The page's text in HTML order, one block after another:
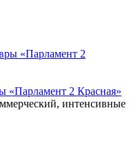
«Парламент 2 Красная»
интенсивные